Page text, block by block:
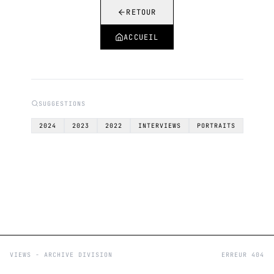
RETOUR
ACCUEIL
SUGGESTIONS
2024 2023 2022 INTERVIEWS PORTRAITS
VIEWS - ARCHIVE DIVISION ERREUR 404